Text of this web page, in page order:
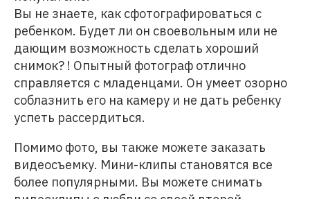
Вы не знаете, как сфотографироваться с
ребенком. Будет ли он своевольным или не
дающим возможность сделать хороший
снимок? ! Опытный фотограф отлично
справляется с младенцами. Он умеет озорно
соблазнить его на камеру и не дать ребенку
успеть рассердиться.
Помимо фото, вы также можете заказать
видеосъемку. Мини-клипы становятся все
более популярными. Вы можете снимать